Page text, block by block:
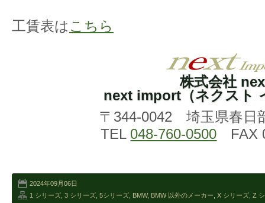
工賃表は こちら
株式会社
next import（ネクスト
〒344-0042 埼玉県春日
TEL 048-760-0500 FAX
2024年09月06日
1 シリーズ 3 シリーズ 5シリーズ BMW, BMW 以外のメーカー X シリーズ Z